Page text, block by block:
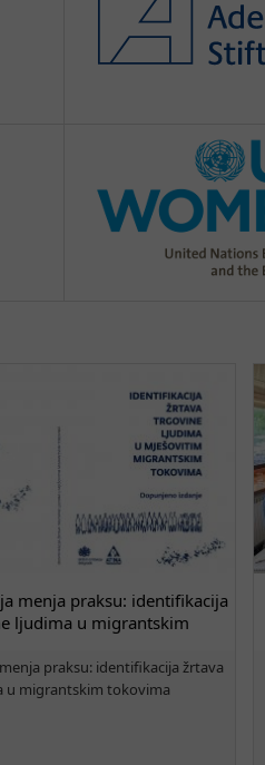
menja praksu: identifikacija
ljudima u migrantskim
praksu: identifikacija žrtava
u migrantskim tokovima